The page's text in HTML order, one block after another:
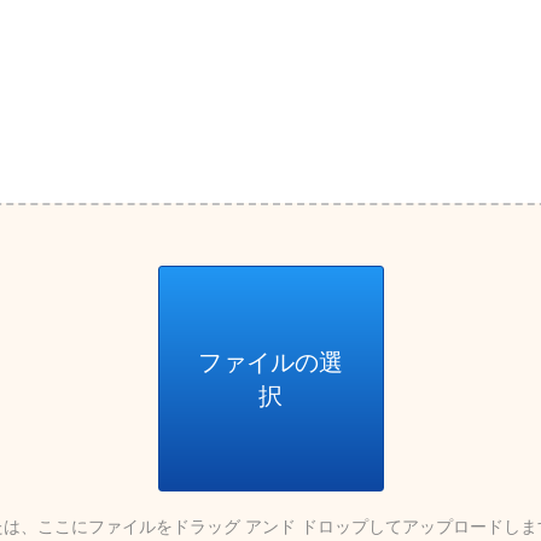
ファイルの選
択
は、ここにファイルをドラッグ アンド ドロップしてアップロードしま